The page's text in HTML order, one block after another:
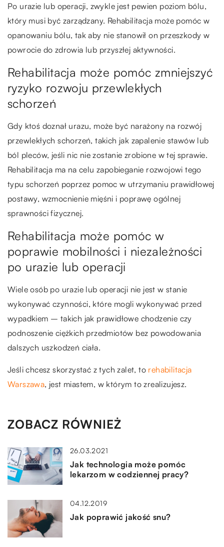
Po urazie lub operacji, zwykle jest pewien poziom bólu,
który musi być zarządzany. Rehabilitacja może pomóc w
opanowaniu bólu, tak aby nie stanowił on przeszkody w
powrocie do zdrowia lub przyszłej aktywności.
Rehabilitacja może pomóc zmniejszyć
ryzyko rozwoju przewlekłych
schorzeń
Gdy ktoś doznał urazu, może być narażony na rozwój
przewlekłych schorzeń, takich jak zapalenie stawów lub
ból pleców, jeśli nic nie zostanie zrobione w tej sprawie.
Rehabilitacja ma na celu zapobieganie rozwojowi tego
typu schorzeń poprzez pomoc w utrzymaniu prawidłowej
postawy, wzmocnienie mięśni i poprawę ogólnej
sprawności fizycznej.
Rehabilitacja może pomóc w
poprawie mobilności i niezależności
po urazie lub operacji
Wiele osób po urazie lub operacji nie jest w stanie
wykonywać czynności, które mogli wykonywać przed
wypadkiem – takich jak prawidłowe chodzenie czy
podnoszenie ciężkich przedmiotów bez powodowania
dalszych uszkodzeń ciała.
Jeśli chcesz skorzystać z tych zalet, to rehabilitacja
Warszawa, jest miastem, w którym to zrealizujesz.
ZOBACZ RÓWNIEŻ
26.03.2021
Jak technologia może pomóc
lekarzom w codziennej pracy?
04.12.2019
Jak poprawić jakość snu?